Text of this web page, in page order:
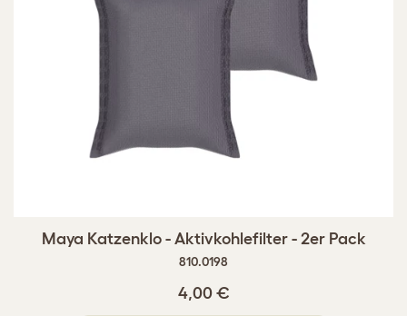
Maya Katzenklo - Aktivkohlefilter - 2er Pack
810.0198
4,00 €